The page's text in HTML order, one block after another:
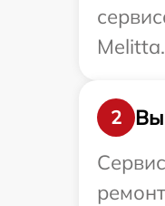
Melitta.
2